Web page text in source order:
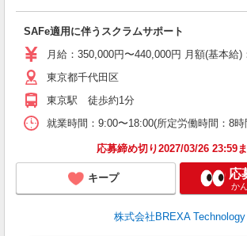
SAFe適用に伴うスクラムサポート
月給：350,000円〜440,000円 月額(基本
東京都千代田区
東京駅 徒歩約1分
就業時間：9:00〜18:00(所定労働時間：8
応募締め切り2027/03/26 23:59
キープ 応
か
株式会社BREXA Technology